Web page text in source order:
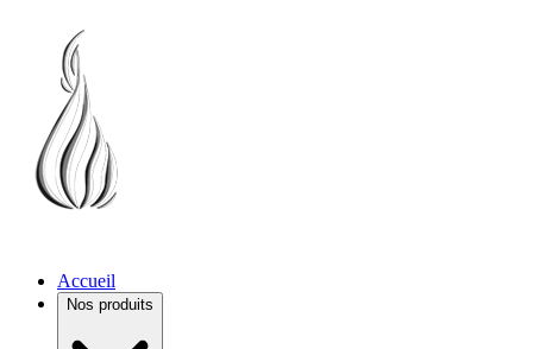
Accueil
Nos produits